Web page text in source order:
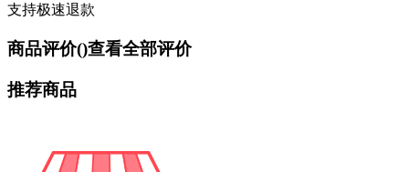
支持极速退款
商品评价()查看全部评价
推荐商品